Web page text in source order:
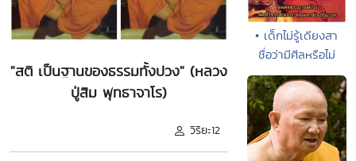
"สติ เป็นฐานของธรรมทั้งปวง" (หลวง
ปู่สิม พุทธาจาโร)
วิริยะ12
• เด็กไม่รู้เดียงสา
ชื่อว่ามีศีลหรือไม่